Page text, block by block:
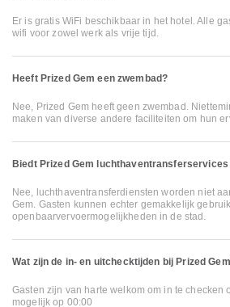
Er is gratis WiFi beschikbaar in het hotel. Alle
wifi voor zowel werk als vrije tijd.
Heeft Prized Gem een zwembad?
Nee, Prized Gem heeft geen zwembad.
maken van diverse andere faciliteiten om hun
Biedt Prized Gem luchthaventransferservices
Nee, luchthaventransferdiensten worden niet
Gem. Gasten kunnen echter gemakkelijk
openbaarvervoermogelijkheden in de stad.
Wat zijn de in- en uitchecktijden bij Prized
Gasten zijn van harte welkom om in te checken
mogelijk op 00:00